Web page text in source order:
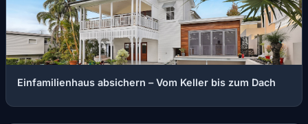
Einfamilienhaus absichern – Vom Keller bis zum Dach